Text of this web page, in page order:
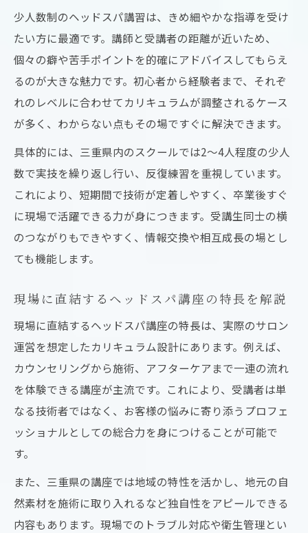
少人数制のヘッドスパ講習は、きめ細やかな指導を受け
たい方に最適です。講師と受講者の距離が近いため、
個々の癖や苦手ポイントを的確にアドバイスしてもらえ
るのが大きな魅力です。初心者から経験者まで、それぞ
れのレベルに合わせてカリキュラムが調整されるケース
が多く、わからない点もその場ですぐに解決できます。
具体的には、三重県内のスクールでは2～4人程度の少人
数で実技を繰り返し行い、反復練習を重視しています。
これにより、短期間で技術が定着しやすく、卒業後すぐ
に現場で活躍できる力が身につきます。受講生同士の横
のつながりもできやすく、情報交換や相互成長の場とし
ても機能します。
現場に直結するヘッドスパ講座の特長を解説
現場に直結するヘッドスパ講座の特長は、実際のサロン
運営を想定したカリキュラム設計にあります。例えば、
カウンセリングから施術、アフターケアまで一連の流れ
を体験できる講座が主流です。これにより、受講者は単
なる技術者ではなく、お客様の悩みに寄り添うプロフェ
ッショナルとしての総合力を身につけることが可能で
す。
また、三重県の講座では地域の特性を活かし、地元の自
然素材を施術に取り入れるなど独自性をアピールできる
内容もあります。現場でのトラブル対応や衛生管理とい